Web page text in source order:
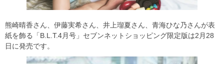
熊崎晴香さん、伊藤実希さん、井上瑠夏さん、青海ひな乃さんが表
紙を飾る「B.L.T.4月号」セブンネットショッピング限定版は2月28
日に発売です。